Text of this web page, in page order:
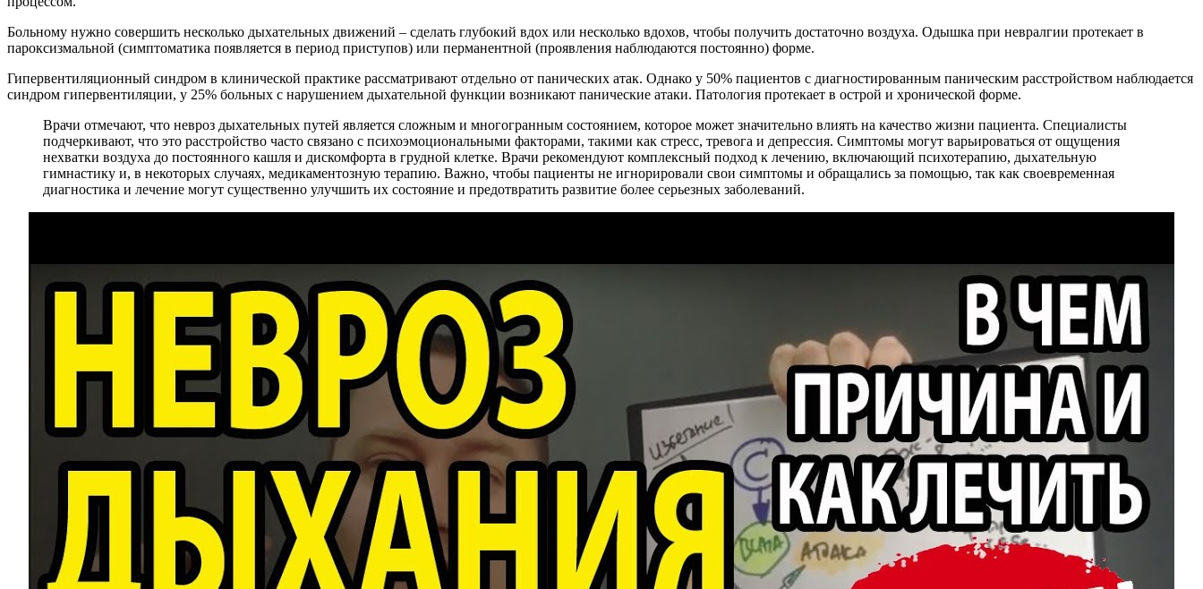
Больному нужно совершить несколько дыхательных движений – сделать глубокий вдох или несколько вдохов, чтобы получить достаточно воздуха. Одышка при невралгии протекает в
пароксизмальной (симптоматика появляется в период приступов) или перманентной (проявления наблюдаются постоянно) форме.
Гипервентиляционный синдром в клинической практике рассматривают отдельно от панических атак. Однако у 50% пациентов с диагностированным паническим расстройством наблюдается
синдром гипервентиляции, у 25% больных с нарушением дыхательной функции возникают панические атаки. Патология протекает в острой и хронической форме.
Врачи отмечают, что невроз дыхательных путей является сложным и многогранным состоянием, которое может значительно влиять на качество жизни пациента. Специалисты
подчеркивают, что это расстройство часто связано с психоэмоциональными факторами, такими как стресс, тревога и депрессия. Симптомы могут варьироваться от ощущения
нехватки воздуха до постоянного кашля и дискомфорта в грудной клетке. Врачи рекомендуют комплексный подход к лечению, включающий психотерапию, дыхательную
гимнастику и, в некоторых случаях, медикаментозную терапию. Важно, чтобы пациенты не игнорировали свои симптомы и обращались за помощью, так как своевременная
диагностика и лечение могут существенно улучшить их состояние и предотвратить развитие более серьезных заболеваний.